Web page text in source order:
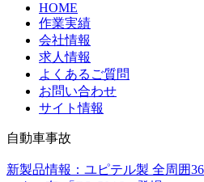
HOME
作業実績
会社情報
求人情報
よくあるご質問
お問い合わせ
サイト情報
自動車事故
新製品情報：ユピテル製 全周囲